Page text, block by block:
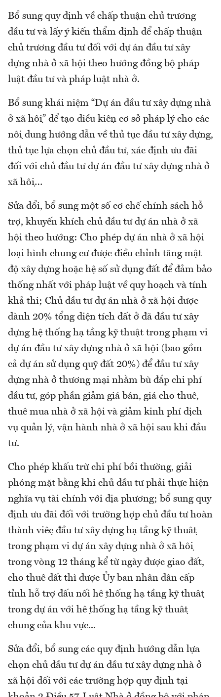
Bổ sung quy định về chấp thuận chủ trương
đầu tư và lấy ý kiến thẩm định để chấp thuận
chủ trương đầu tư đối với dự án đầu tư xây
dựng nhà ở xã hội theo hướng đồng bộ pháp
luật đầu tư và pháp luật nhà ở.
Bổ sung khái niệm “Dự án đầu tư xây dựng nhà
ở xã hội” để tạo điều kiện cơ sở pháp lý cho các
nội dung hướng dẫn về thủ tục đầu tư xây dựng,
thủ tục lựa chọn chủ đầu tư, xác định ưu đãi
đối với chủ đầu tư dự án đầu tư xây dựng nhà ở
xã hội…
Sửa đổi, bổ sung một số cơ chế chính sách hỗ
trợ, khuyến khích chủ đầu tư dự án nhà ở xã
hội theo hướng: Cho phép dự án nhà ở xã hội
loại hình chung cư được điều chỉnh tăng mật
độ xây dựng hoặc hệ số sử dụng đất để đảm bảo
thống nhất với pháp luật về quy hoạch và tính
khả thi; Chủ đầu tư dự án nhà ở xã hội được
dành 20% tổng diện tích đất ở đã đầu tư xây
dựng hệ thống hạ tầng kỹ thuật trong phạm vi
dự án đầu tư xây dựng nhà ở xã hội (bao gồm
cả dự án sử dụng quỹ đất 20%) để đầu tư xây
dựng nhà ở thương mại nhằm bù đắp chi phí
đầu tư, góp phần giảm giá bán, giá cho thuê,
thuê mua nhà ở xã hội và giảm kinh phí dịch
vụ quản lý, vận hành nhà ở xã hội sau khi đầu
tư.
Cho phép khấu trừ chi phí bồi thường, giải
phóng mặt bằng khi chủ đầu tư phải thực hiện
nghĩa vụ tài chính với địa phương; bổ sung quy
định ưu đãi đối với trường hợp chủ đầu tư hoàn
thành việc đầu tư xây dựng hạ tầng kỹ thuật
trong phạm vi dự án xây dựng nhà ở xã hội
trong vòng 12 tháng kể từ ngày được giao đất,
cho thuê đất thì được Ủy ban nhân dân cấp
tỉnh hỗ trợ đấu nối hệ thống hạ tầng kỹ thuật
trong dự án với hệ thống hạ tầng kỹ thuật
chung của khu vực...
Sửa đổi, bổ sung các quy định hướng dẫn lựa
chọn chủ đầu tư dự án đầu tư xây dựng nhà ở
xã hội đối với các trường hợp quy định tại